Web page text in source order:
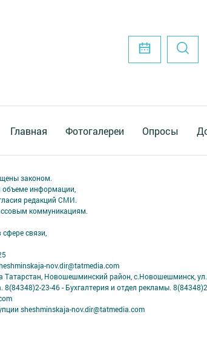
Главная Фотогалереи Опросы
законом.
объеме информации,
редакций СМИ.
коммуникациям.
связи,
nov.dir@tatmedia.com
Татарстан, Новошешминский район, с.Новошешминск,
23-46 - Бухгалтерия и отдел рекламы.
sheshminskaja-nov.dir@tatmedia.com